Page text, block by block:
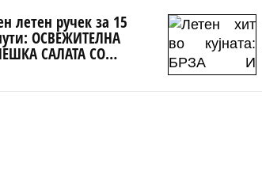
летен ручек за 15
ОСВЕЖИТЕЛНА
САЛАТА СО